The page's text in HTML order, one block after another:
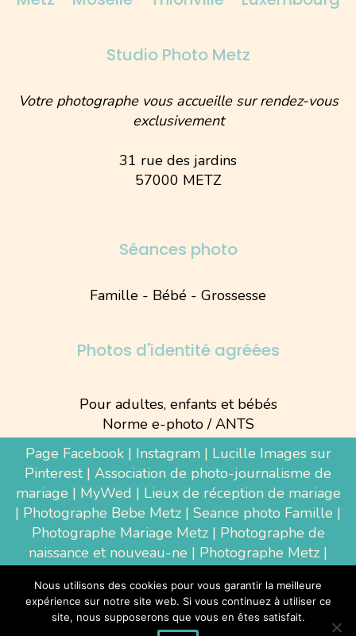
Studio Photo Metz
Votre photographe vous accueille sur rendez-vous
exclusivement
31 rue des jardins
57000 METZ
Séances photo
Famille - Bébé - Grossesse
Photos d'identité agréées
Pour adultes, enfants et bébés
Norme e-photo / ANTS
Page Facebook| Instagram| Lucille Images sur
Pinterest| Association de photo-journalisme de
mariage | MyWed | Lieux de réception de mariage
| Photographe Bebe Metz | Seance photo Famille |
Photographe Mariage Metz| Photographe de
naissance et nouveau-ne | Photographe Metz |
Luxembourg|Photographe Thionville|
Photographe d'entreprise Metz
Nous utilisons des cookies pour vous garantir la meilleure
expérience sur notre site web. Si vous continuez à utiliser ce
site, nous supposerons que vous en êtes satisfait.